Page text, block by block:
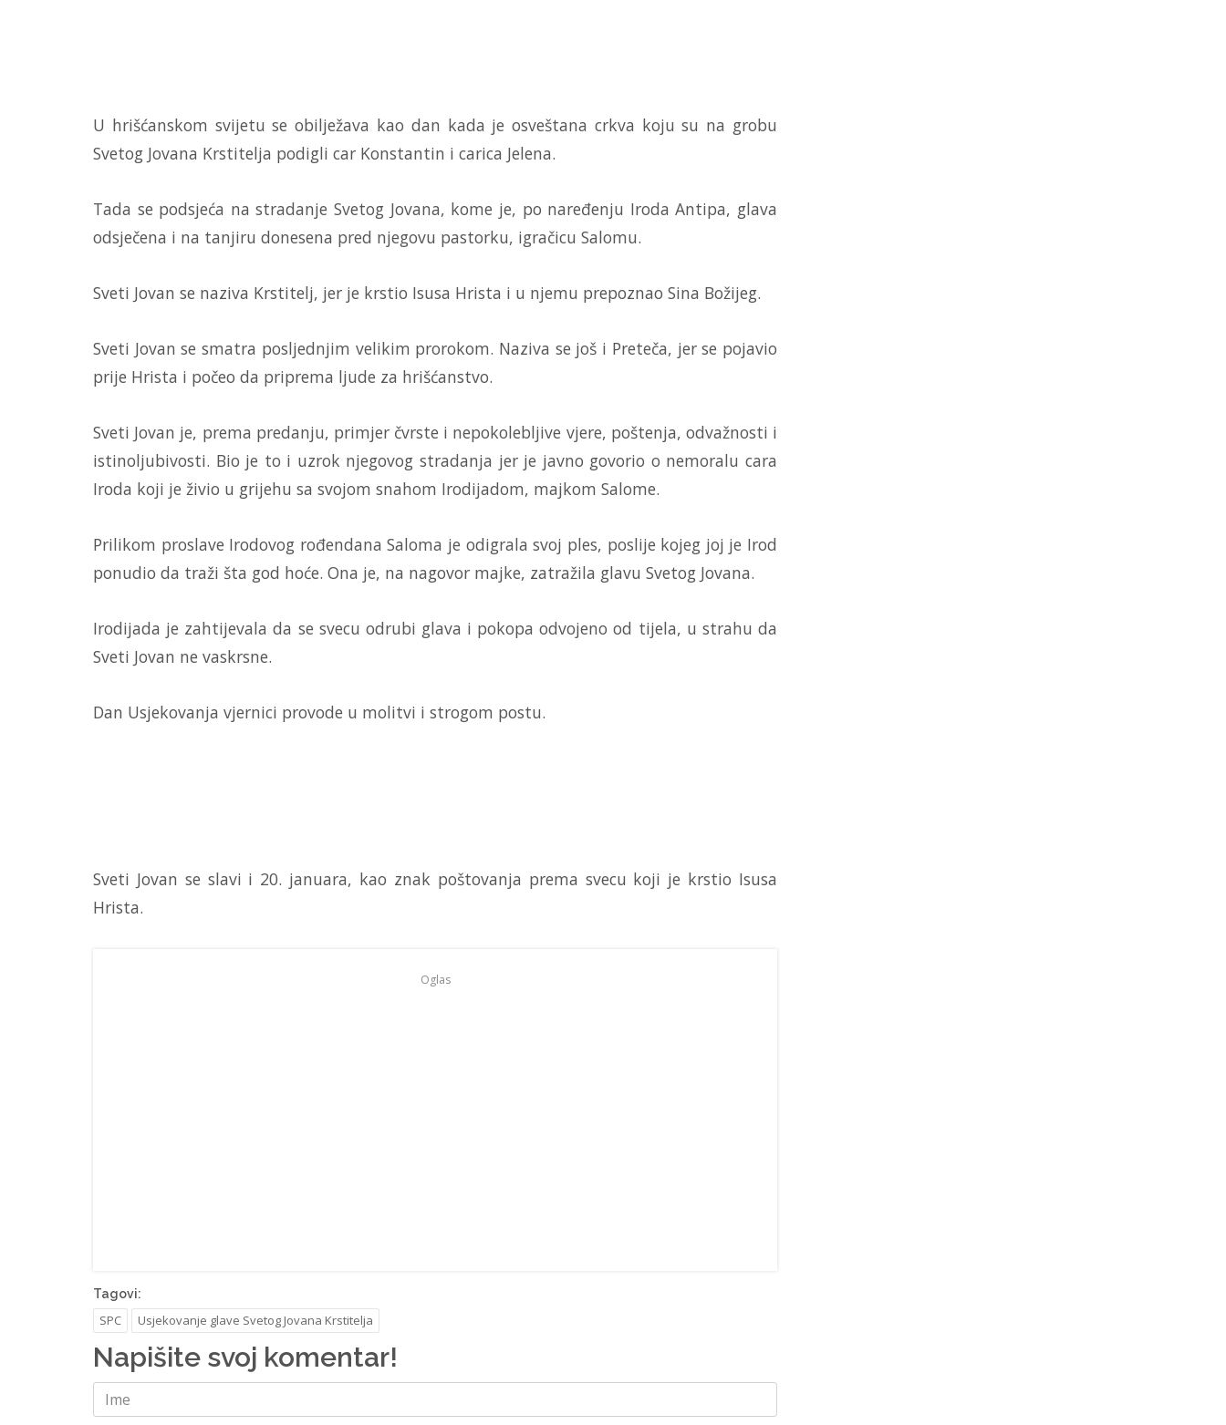
U hrišćanskom svijetu se obilježava kao dan kada je osveštana crkva koju su na grobu
Svetog Jovana Krstitelja podigli car Konstantin i carica Jelena.
Tada se podsjeća na stradanje Svetog Jovana, kome je, po naređenju Iroda Antipa, glava
odsječena i na tanjiru donesena pred njegovu pastorku, igračicu Salomu.
Sveti Jovan se naziva Krstitelj, jer je krstio Isusa Hrista i u njemu prepoznao Sina Božijeg.
Sveti Jovan se smatra posljednjim velikim prorokom. Naziva se još i Preteča, jer se pojavio
prije Hrista i počeo da priprema ljude za hrišćanstvo.
Sveti Jovan je, prema predanju, primjer čvrste i nepokolebljive vjere, poštenja, odvažnosti i
istinoljubivosti. Bio je to i uzrok njegovog stradanja jer je javno govorio o nemoralu cara
Iroda koji je živio u grijehu sa svojom snahom Irodijadom, majkom Salome.
Prilikom proslave Irodovog rođendana Saloma je odigrala svoj ples, poslije kojeg joj je Irod
ponudio da traži šta god hoće. Ona je, na nagovor majke, zatražila glavu Svetog Jovana.
Irodijada je zahtijevala da se svecu odrubi glava i pokopa odvojeno od tijela, u strahu da
Sveti Jovan ne vaskrsne.
Dan Usjekovanja vjernici provode u molitvi i strogom postu.
Sveti Jovan se slavi i 20. januara, kao znak poštovanja prema svecu koji je krstio Isusa
Hrista.
Oglas
Tagovi:
SPC Usjekovanje glave Svetog Jovana Krstitelja
Napišite svoj komentar!